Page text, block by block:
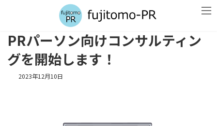
PRパーソン向けコンサルティン
グを開始します！
2023年12月10日